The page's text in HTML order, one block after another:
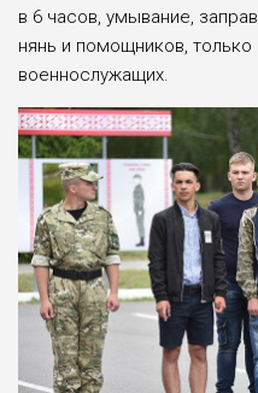
в 6 часов, умывание,
нянь и помощников, только
военнослужащих.